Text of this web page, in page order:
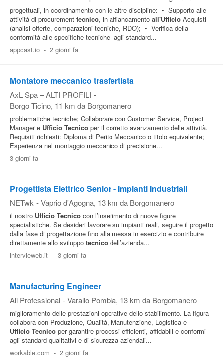
Area
Aziende
progettuali, in coordinamento con le altre discipline: • Supporto alle
attività di procurement tecnico, in affiancamento all'Ufficio Acquisti
(analisi offerte, comparazioni tecniche, RDO); • Verifica della
conformità alle specifiche tecniche, agli standard...
appcast.io - 2 giorni fa
Montatore meccanico trasfertista
AxL Spa – ALTI PROFILI -
Borgo Ticino, 11 km da Borgomanero
problematiche tecniche; Collaborare con Customer Service, Project
Manager e Ufficio Tecnico per il corretto avanzamento delle attività.
Requisiti richiesti: Diploma di Perito Meccanico o titolo equivalente;
Esperienza nel montaggio meccanico di precisione...
3 giorni fa
Progettista Elettrico Senior - Impianti Industriali
NETwk - Vaprio d'Agogna, 13 km da Borgomanero
il nostro Ufficio Tecnico con l’inserimento di nuove figure
specialistiche. Se desideri lavorare su impianti reali, seguire il progetto
dalla fase di progettazione fino alla messa in esercizio e contribuire
direttamente allo sviluppo tecnico dell’azienda...
intervieweb.it - 3 giorni fa
Manufacturing Engineer
Ali Professional - Varallo Pombia, 13 km da Borgomanero
miglioramento delle prestazioni operative dello stabilimento. La figura
collabora con Produzione, Qualità, Manutenzione, Logistica e
Ufficio Tecnico per garantire processi efficienti, affidabili e conformi
agli standard qualitativi e di sicurezza aziendali...
workable.com - 2 giorni fa